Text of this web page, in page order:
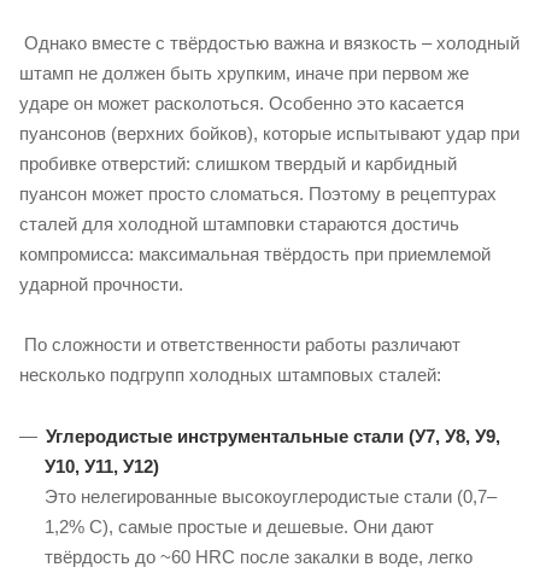
Однако вместе с твёрдостью важна и вязкость – холодный
штамп не должен быть хрупким, иначе при первом же
ударе он может расколоться. Особенно это касается
пуансонов (верхних бойков), которые испытывают удар при
пробивке отверстий: слишком твердый и карбидный
пуансон может просто сломаться. Поэтому в рецептурах
сталей для холодной штамповки стараются достичь
компромисса: максимальная твёрдость при приемлемой
ударной прочности.
По сложности и ответственности работы различают
несколько подгрупп холодных штамповых сталей:
Углеродистые инструментальные стали (У7, У8, У9,
У10, У11, У12)
Это нелегированные высокоуглеродистые стали (0,7–
1,2% C), самые простые и дешевые. Они дают
твёрдость до ~60 HRC после закалки в воде, легко